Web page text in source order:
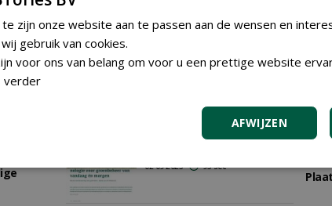
McConnel: krachtige
technologie voor
groenbeheer van vandaag
02-09-2025 93 sec
zijn onze website aan te passen aan de wensen en
gebruik van cookies.
voor ons van belang om voor u een prettige website
verder
AFWIJZEN